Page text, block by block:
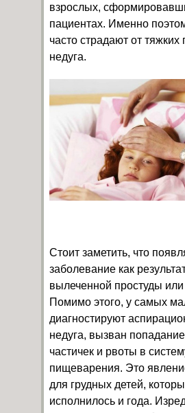
взрослых,
пациентах. Именно
часто страдают от тяжких
недуга.
Стоит заметить, что
заболевание как
вылеченной простуды или
Помимо этого, у самых
диагностируют
недуга, вызван
частичек и рвоты в
пищеварения. Это
для грудных детей,
исполнилось и года.